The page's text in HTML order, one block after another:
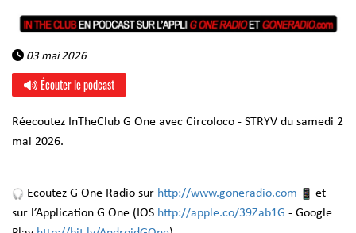
03 mai 2026
Écouter le podcast
Réecoutez InTheClub G One avec Circoloco - STRYV du samedi 2
mai 2026.
Ecoutez G One Radio sur http://www.goneradio.com
et
sur l’Application G One (IOS http://apple.co/39Zab1G - Google